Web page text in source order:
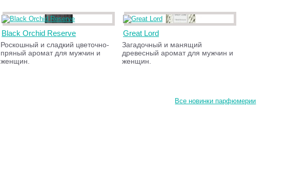
Black Orchid Reserve
Роскошный и сладкий цветочно-
пряный аромат для мужчин и
женщин.
Great Lord
Загадочный и манящий
древесный аромат для мужчин и
женщин.
Все новинки парфюмерии